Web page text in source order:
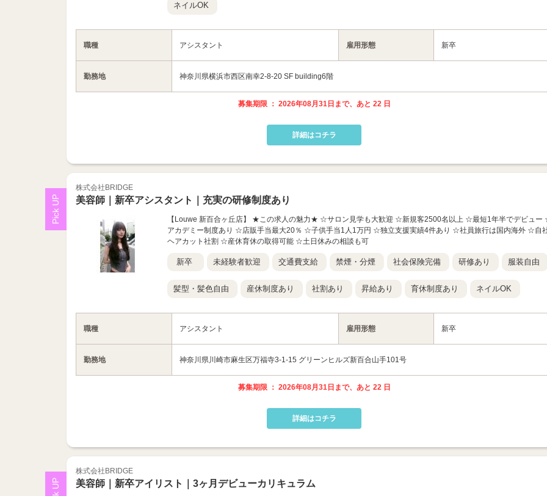
ネイルOK
職種 アシスタント 雇用形態 新卒
勤務地 神奈川県横浜市西区南幸2-8-20 SF building6階
募集期限 ： 2026年08月31日まで、あと 22 日
詳細はコチラ
株式会社BRIDGE
美容師｜新卒アシスタント｜充実の研修制度あり
【Louwe 新百合ヶ丘店】 ★この求人の魅力★ ☆サロン見学も大歓迎 ☆新規客2500名以上 ☆最短1年半でデビュー
アカデミー制度あり ☆店販手当最大20％ ☆子供手当1人1万円 ☆独立支援実績4件あり ☆社員旅行は国内海外 ☆自
ヘアカット社割 ☆産休育休の取得可能 ☆土日休みの相談も可
新卒 未経験者歓迎 交通費支給 禁煙・分煙 社会保険完備 研修あり 服装自由
髪型・髪色自由 産休制度あり 社割あり 昇給あり 育休制度あり ネイルOK
職種 アシスタント 雇用形態 新卒
勤務地 神奈川県川崎市麻生区万福寺3-1-15 グリーンヒルズ新百合山手101号
募集期限 ： 2026年08月31日まで、あと 22 日
詳細はコチラ
株式会社BRIDGE
美容師｜新卒アイリスト｜3ヶ月デビューカリキュラム